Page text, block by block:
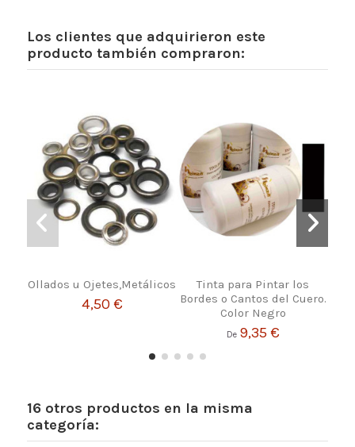
Los clientes que adquirieron este
producto también compraron:
Ollados u Ojetes,Metálicos
4,50 €
Tinta para Pintar los
Bordes o Cantos del Cuero.
Color Negro
De 9,35 €
16 otros productos en la misma
categoría: